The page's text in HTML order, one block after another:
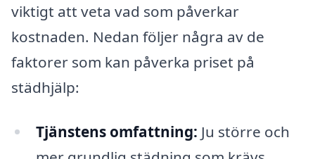
viktigt att veta vad som påverkar
kostnaden. Nedan följer några av de
faktorer som kan påverka priset på
städhjälp:
Tjänstens omfattning: Ju större och